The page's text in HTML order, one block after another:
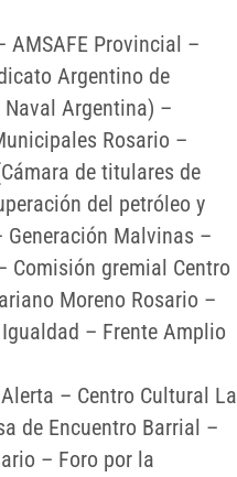
AMSAFE Provincial –
Argentino de
Argentina) –
Rosario –
de titulares de
del petróleo y
Generación Malvinas –
Comisión gremial Centro
Moreno Rosario –
– Frente Amplio
– Centro Cultural La
de Encuentro Barrial –
– Foro por la